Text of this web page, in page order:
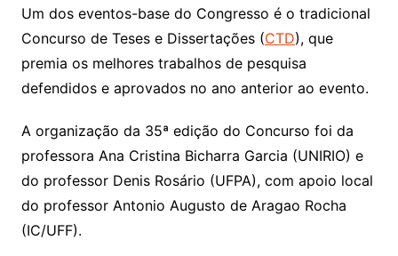
Um dos eventos-base do Congresso é o tradicional
Concurso de Teses e Dissertações (CTD), que
premia os melhores trabalhos de pesquisa
defendidos e aprovados no ano anterior ao evento.
A organização da 35ª edição do Concurso foi da
professora Ana Cristina Bicharra Garcia (UNIRIO) e
do professor Denis Rosário (UFPA), com apoio local
do professor Antonio Augusto de Aragao Rocha
(IC/UFF).